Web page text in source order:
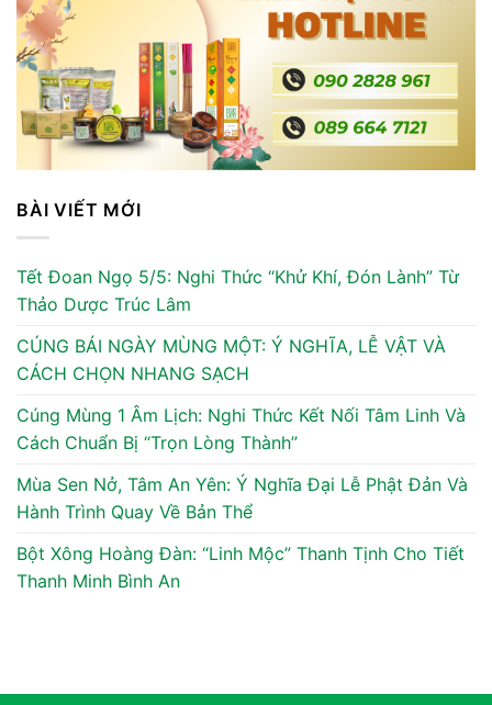
BÀI VIẾT MỚI
Tết Đoan Ngọ 5/5: Nghi Thức “Khử Khí, Đón Lành” Từ
Thảo Dược Trúc Lâm
CÚNG BÁI NGÀY MÙNG MỘT: Ý NGHĨA, LỄ VẬT VÀ
CÁCH CHỌN NHANG SẠCH
Cúng Mùng 1 Âm Lịch: Nghi Thức Kết Nối Tâm Linh Và
Cách Chuẩn Bị “Trọn Lòng Thành”
Mùa Sen Nở, Tâm An Yên: Ý Nghĩa Đại Lễ Phật Đản Và
Hành Trình Quay Về Bản Thể
Bột Xông Hoàng Đàn: “Linh Mộc” Thanh Tịnh Cho Tiết
Thanh Minh Bình An